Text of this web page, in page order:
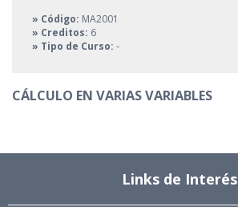
» Código: MA2001
» Creditos: 6
» Tipo de Curso: -
CÁLCULO EN VARIAS VARIABLES
Links de Interés